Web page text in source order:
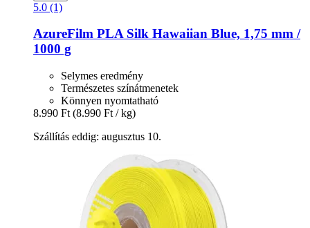
5.0 (1)
AzureFilm PLA Silk Hawaiian Blue, 1,75 mm /
1000 g
Selymes eredmény
Természetes színátmenetek
Könnyen nyomtatható
8.990 Ft (8.990 Ft / kg)
Szállítás eddig: augusztus 10.